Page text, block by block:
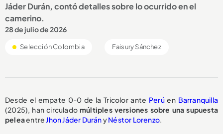
Jáder Durán, contó detalles sobre lo ocurrido en el
camerino.
28 de julio de 2026
Selección Colombia Faisury Sánchez
Desde el empate 0-0 de la Tricolor ante Perúen Barranquilla
(2025), han circulado múltiples versiones sobre una supuesta
peleaentreJhon Jáder DurányNéstor Lorenzo.